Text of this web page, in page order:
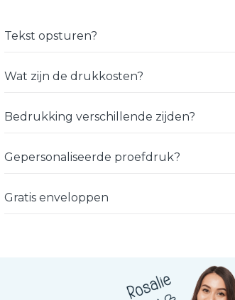
Tekst opsturen?
Wat zijn de drukkosten?
Bedrukking verschillende zijden?
Gepersonaliseerde proefdruk?
Gratis enveloppen